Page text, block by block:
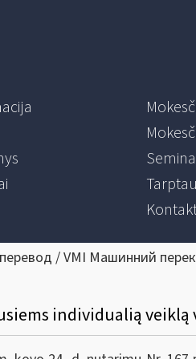
/ VMI Машинний